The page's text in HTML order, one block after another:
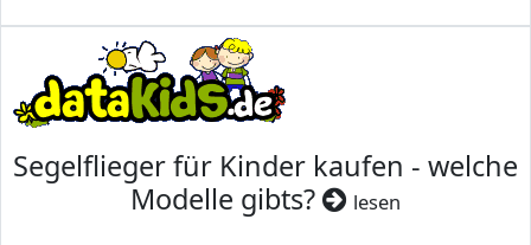
Segelflieger für Kinder kaufen - welche
Modelle gibts?
lesen